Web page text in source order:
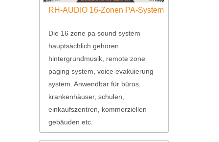
RH-AUDIO 16-Zonen PA-System
Die 16 zone pa sound system
hauptsächlich gehören
hintergrundmusik, remote zone
paging system, voice evakuierung
system. Anwendbar für büros,
krankenhäuser, schulen,
einkaufszentren, kommerziellen
gebäuden etc.